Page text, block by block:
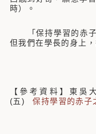
時）。
「保持學習的赤子
但我們在學長的身上
【參考資料】東吳
(五)
保持學習的赤子